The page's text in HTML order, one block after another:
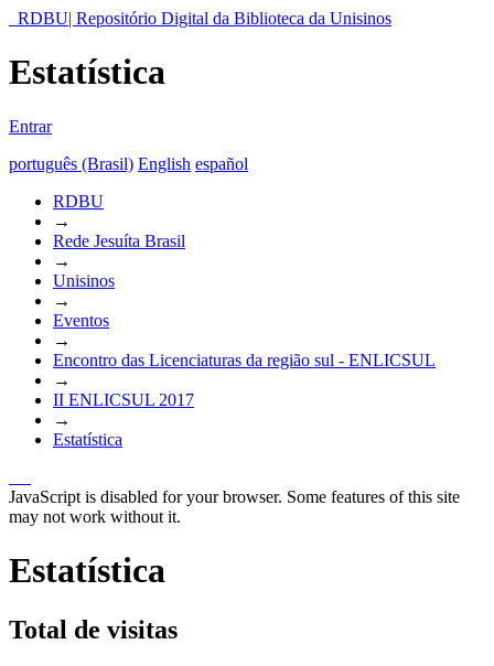
RDBU| Repositório Digital da Biblioteca da Unisinos
Estatística
Entrar
português (Brasil) English español
RDBU
→
Rede Jesuíta Brasil
→
Unisinos
→
Eventos
→
Encontro das Licenciaturas da região sul - ENLICSUL
→
II ENLICSUL 2017
→
Estatística
JavaScript is disabled for your browser. Some features of this site
may not work without it.
Estatística
Total de visitas